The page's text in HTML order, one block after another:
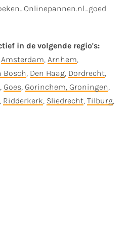
in de volgende regio's:
Amsterdam, Arnhem,
Bosch, Den Haag, Dordrecht,
, Goes, Gorinchem, Groningen,
, Ridderkerk, Sliedrecht, Tilburg,